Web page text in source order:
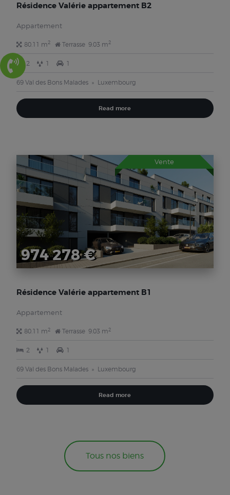
Résidence Valérie appartement B2
Appartement
80.11 m2 Terrasse 9.03 m2
2 1 1
69 Val des Bons Malades Luxembourg
Read more
Vente
974 278 €
Résidence Valérie appartement B1
Appartement
80.11 m2 Terrasse 9.03 m2
2 1 1
69 Val des Bons Malades Luxembourg
Read more
Tous nos biens